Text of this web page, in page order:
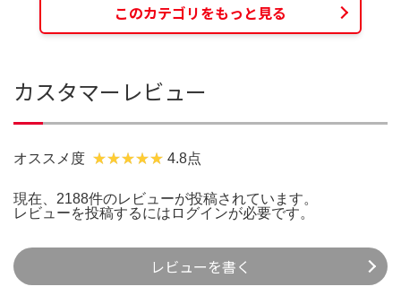
このカテゴリをもっと見る
カスタマーレビュー
オススメ度 4.8点
現在、2188件のレビューが投稿されています。
レビューを投稿するには ログインが必要です。
レビューを書く